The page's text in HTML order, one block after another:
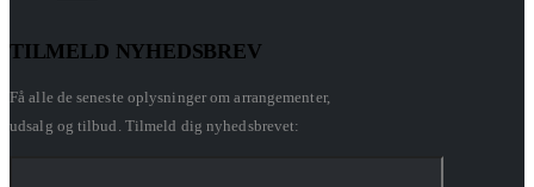
TILMELD NYHEDSBREV
Få alle de seneste oplysninger om arrangementer,
udsalg og tilbud. Tilmeld dig nyhedsbrevet: